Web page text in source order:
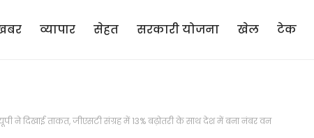
व्यापार सेहत सरकारी योजना खेल टेक
यूपी ने दिखाई ताकत, जीएसटी संग्रह में 13% बढ़ोतरी के साथ देश में बना नंबर वन